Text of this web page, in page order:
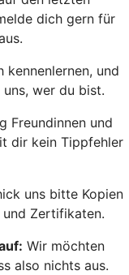
dich gern für
kennenlernen, und
wer du bist.
Freundinnen und
dir kein Tippfehler
uns bitte Kopien
und Zertifikaten.
Wir möchten
also nichts aus.